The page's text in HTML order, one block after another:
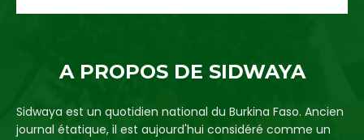
A PROPOS DE SIDWAYA
Sidwaya est un quotidien national du Burkina Faso. Ancien
journal étatique, il est aujourd'hui considéré comme un